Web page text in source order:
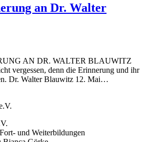
an Dr. Walter
AN DR. WALTER BLAUWITZ
vergessen, denn die Erinnerung und ihr
Dr. Walter Blauwitz 12. Mai…
und Weiterbildungen